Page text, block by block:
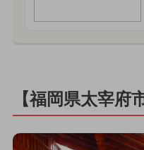
【福岡県太宰府